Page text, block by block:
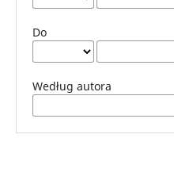
Do
Według autora